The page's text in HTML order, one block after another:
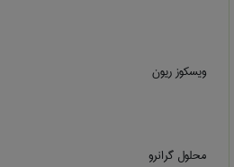
ویسکوز ریون
محلول گرانرو